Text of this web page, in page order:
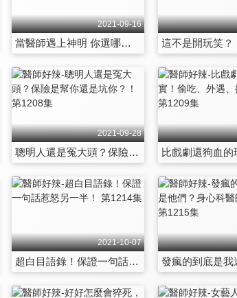
2021-09-16
當醫師遇上神明 你選哪一邊？！牧師、乩身跨界合作幫很大！！ 第1202集
2021-09-28
聰明人還是冤大頭？保險是幫你還是坑你？！ 第1208集
2021-10-07
超白目語錄！保證一句話惹怒另一半！ 第1214集